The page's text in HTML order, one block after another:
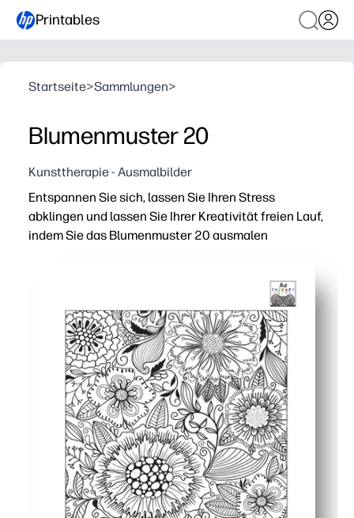
Printables
Startseite>Sammlungen>
Blumenmuster 20
Kunsttherapie - Ausmalbilder
Entspannen Sie sich, lassen Sie Ihren Stress
abklingen und lassen Sie Ihrer Kreativität freien Lauf,
indem Sie das Blumenmuster 20 ausmalen
Aufwendige florale Wiederholungen fördern
Klare Linien eignen sich für Buntstifte, Buntstifte oder
Perfekt für ruhige Ecken zu Hause oder in der Schule